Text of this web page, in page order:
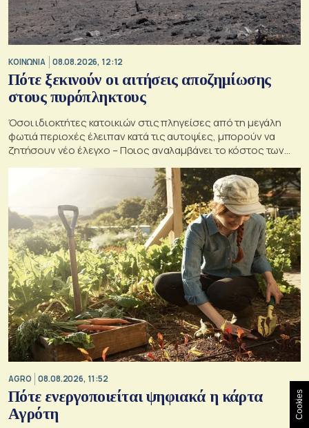
ΚΟΙΝΩΝΙΑ 08.08.2026, 12:12
Πότε ξεκινούν οι αιτήσεις αποζημίωσης
στους πυρόπληκτους
Όσοι ιδιοκτήτες κατοικιών στις πληγείσες από τη μεγάλη
φωτιά περιοχές έλειπαν κατά τις αυτοψίες, μπορούν να
ζητήσουν νέο έλεγχο – Ποιος αναλαμβάνει το κόστος των
ανακατασκευών και κατεδαφίσεων
AGRO 08.08.2026, 11:52
Πότε ενεργοποιείται ψηφιακά η κάρτα
Αγρότη
Cookies